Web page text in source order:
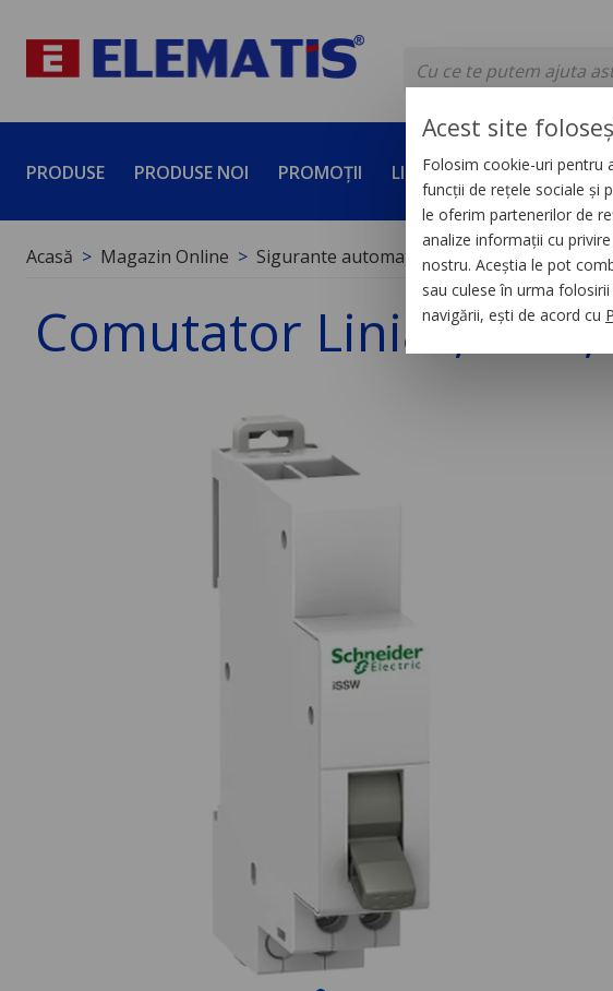
PRODUSE PRODUSE NOI PROMOȚII LICHIDĂRI DE STOC
Acasă Magazin Online Sigurante automate Contacte Auxiliare
Comutator Liniar, Issw,
Acest site
Folosim cookie-uri pentru
funcții de rețele sociale și
le oferim partenerilor de
analize informații cu
nostru. Aceștia le pot
sau culese în urma
navigării, ești de acord cu